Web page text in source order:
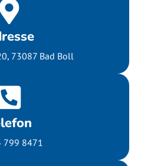
73087 Bad Boll
799 8471